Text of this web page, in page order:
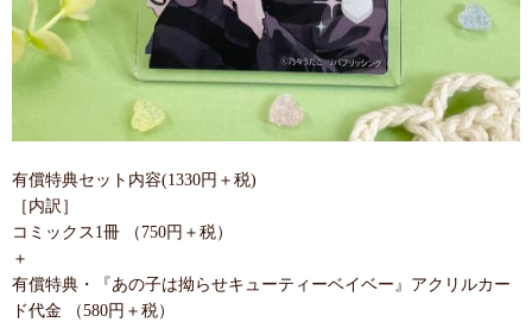
有償特典セット内容(1330円＋税)
［内訳］
コミックス1冊 （750円＋税）
＋
有償特典・『あの子は拗らせキューティーベイベー』アクリルカー
ド代金 （580円＋税）